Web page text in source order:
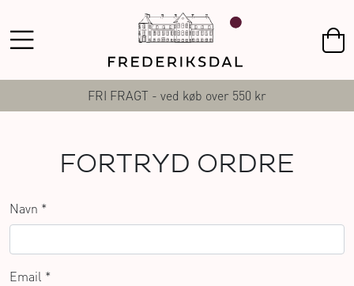
FRI FRAGT - ved køb over 550 kr
FORTRYD ORDRE
Navn *
Email *